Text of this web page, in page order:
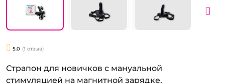
5.0 (1 отзыв)
Страпон для новичков с мануальной
стимуляцией на магнитной зарядке.